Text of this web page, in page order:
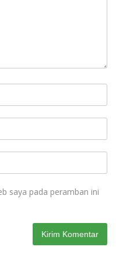
saya pada peramban ini